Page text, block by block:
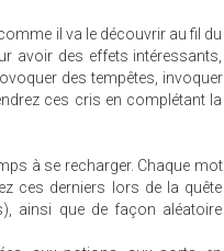
il va le découvrir au fil du
avoir des effets intéressants,
des tempêtes, invoquer
ces cris en complétant la
à se recharger. Chaque mot
ces derniers lors de la quête
ainsi que de façon aléatoire